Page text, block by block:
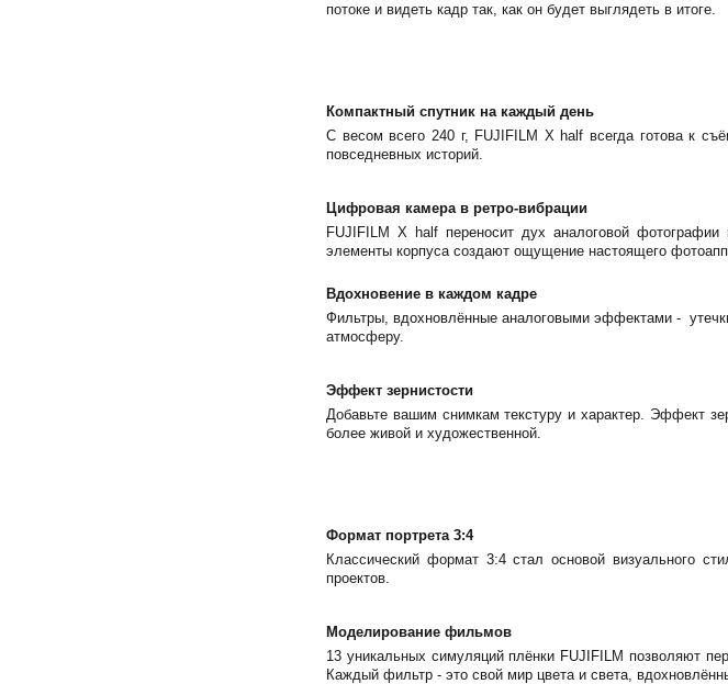
потоке и видеть кадр так, как он будет выглядеть в итоге.
Компактный спутник на каждый день
С весом всего 240 г, FUJIFILM X half всегда готова к
повседневных историй.
Цифровая камера в ретро-вибрации
FUJIFILM X half переносит дух аналоговой
элементы корпуса создают ощущение настоящего
Вдохновение в каждом кадре
Фильтры, вдохновлённые аналоговыми эффектами -
атмосферу.
Эффект зернистости
Добавьте вашим снимкам текстуру и характер. Эффект
более живой и художественной.
Формат портрета 3:4
Классический формат 3:4 стал основой визуального
проектов.
Моделирование фильмов
13 уникальных симуляций плёнки FUJIFILM позволяют
Каждый фильтр - это свой мир цвета и света,